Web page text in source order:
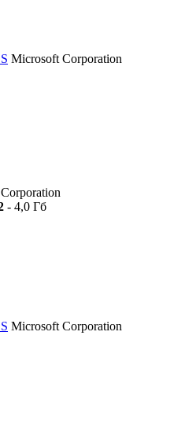
Microsoft Corporation
- 4,0 Гб
Microsoft Corporation